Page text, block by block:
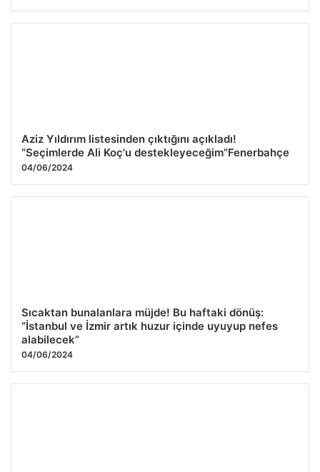
Aziz Yıldırım listesinden çıktığını açıkladı!
“Seçimlerde Ali Koç'u destekleyeceğim”Fenerbahçe
04/06/2024
Sıcaktan bunalanlara müjde! Bu haftaki dönüş:
“İstanbul ve İzmir artık huzur içinde uyuyup nefes
alabilecek”
04/06/2024